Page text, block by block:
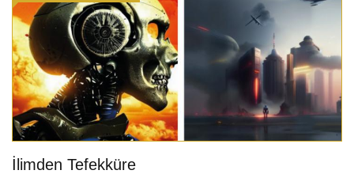
İlimden Tefekküre